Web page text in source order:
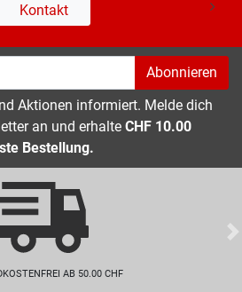
Kontakt
Abonnieren
Aktionen informiert. Melde dich
an und erhalte CHF 10.00
Bestellung.
AB 50.00 CHF